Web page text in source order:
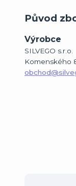
Původ
Výrobce
SILVEGO s.r.o.
Komenského